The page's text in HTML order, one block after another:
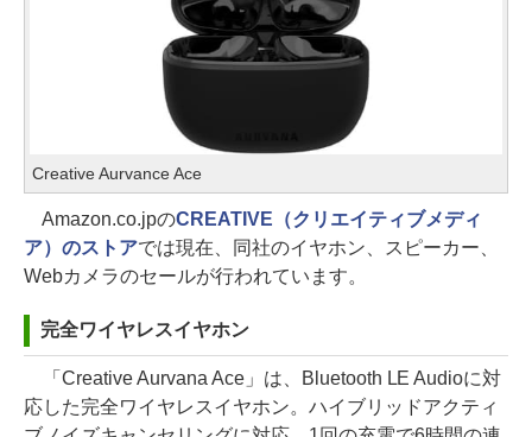
Creative Aurvance Ace
Amazon.co.jpのCREATIVE（クリエイティブメディ
ア）のストアでは現在、同社のイヤホン、スピーカー、
Webカメラのセールが行われています。
完全ワイヤレスイヤホン
「Creative Aurvana Ace」は、Bluetooth LE Audioに対
応した完全ワイヤレスイヤホン。ハイブリッドアクティ